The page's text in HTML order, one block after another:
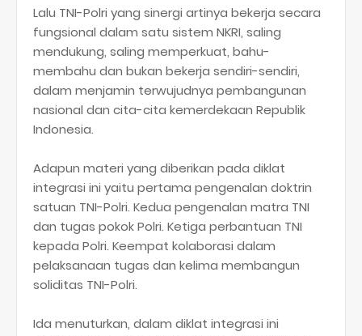
Lalu TNI-Polri yang sinergi artinya bekerja secara
fungsional dalam satu sistem NKRI, saling
mendukung, saling memperkuat, bahu-
membahu dan bukan bekerja sendiri-sendiri,
dalam menjamin terwujudnya pembangunan
nasional dan cita-cita kemerdekaan Republik
Indonesia.
Adapun materi yang diberikan pada diklat
integrasi ini yaitu pertama pengenalan doktrin
satuan TNI-Polri. Kedua pengenalan matra TNI
dan tugas pokok Polri. Ketiga perbantuan TNI
kepada Polri. Keempat kolaborasi dalam
pelaksanaan tugas dan kelima membangun
soliditas TNI-Polri.
Ida menuturkan, dalam diklat integrasi ini